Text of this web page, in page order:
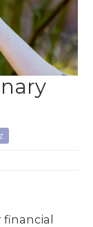
financial